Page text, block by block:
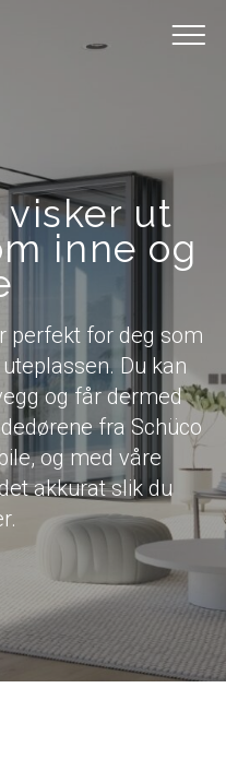
ut
inne og
perfekt for deg som
Du kan
og får dermed
fra Schüco
og med våre
akkurat slik du